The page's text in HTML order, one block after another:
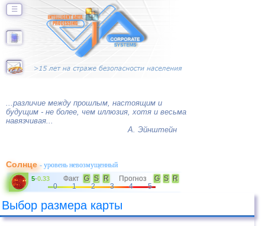
☰
...различие между прошлым, настоящим и
будущим - не более, чем иллюзия, хотя и весьма
навязчивая...
А. Эйнштейн
Солнце- уровень невозмущенный
5-0.33 Факт G S R Прогноз G S
R
0
1 2 3 4 5
Выбор размера карты